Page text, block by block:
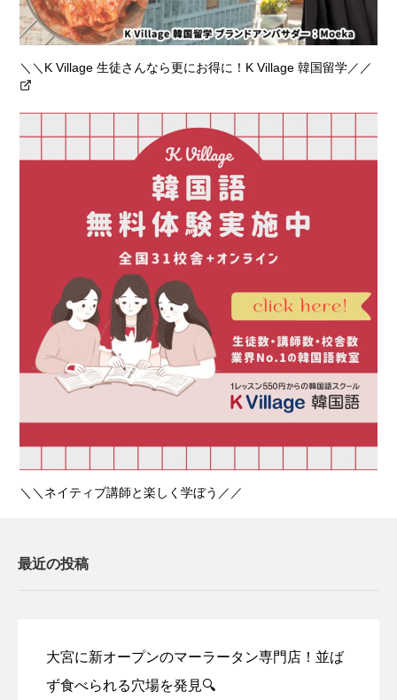
＼＼K Village 生徒さんなら更にお得に！K Village 韓国留学／／
＼＼ネイティブ講師と楽しく学ぼう／／
最近の投稿
大宮に新オープンのマーラータン専門店！並ば
ず食べられる穴場を発見🔍